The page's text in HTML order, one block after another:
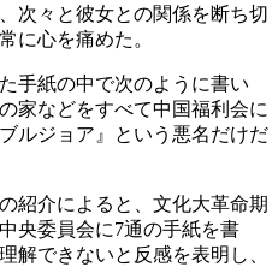
次々と彼女との関係を断ち切
に心を痛めた。
手紙の中で次のように書い
家などをすべて中国福利会に
ルジョア』という悪名だけだ
紹介によると、文化大革命期
央委員会に7通の手紙を書
解できないと反感を表明し、